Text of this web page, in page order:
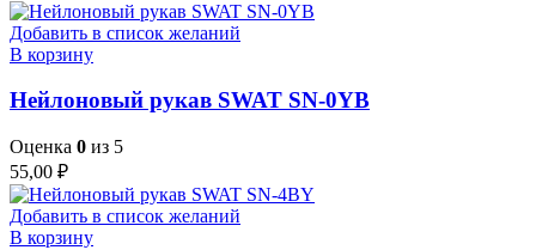
Добавить в список желаний
В корзину
Нейлоновый рукав SWAT SN-0YB
Оценка 0 из 5
55,00 ₽
Добавить в список желаний
В корзину